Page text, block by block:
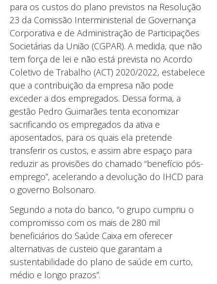
para os custos do plano previstos na Resolução
23 da Comissão Interministerial de Governança
Corporativa e de Administração de Participações
Societárias da União (CGPAR). A medida, que não
tem força de lei e não está prevista no Acordo
Coletivo de Trabalho (ACT) 2020/2022, estabelece
que a contribuição da empresa não pode
exceder a dos empregados. Dessa forma, a
gestão Pedro Guimarães tenta economizar
sacrificando os empregados da ativa e
aposentados, para os quais ela pretende
transferir os custos, e assim abre espaço para
reduzir as provisões do chamado “benefício pós-
emprego”, acelerando a devolução do IHCD para
o governo Bolsonaro.
Segundo a nota do banco, “o grupo cumpriu o
compromisso com os mais de 280 mil
beneficiários do Saúde Caixa em oferecer
alternativas de custeio que garantam a
sustentabilidade do plano de saúde em curto,
médio e longo prazos”.